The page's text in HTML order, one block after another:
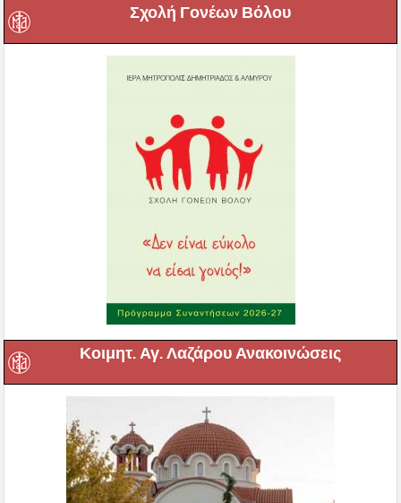
Σχολή Γονέων Βόλου
Κοιμητ. Αγ. Λαζάρου Ανακοινώσεις